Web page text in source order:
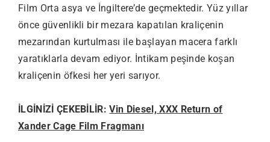
Film Orta asya ve İngiltere’de geçmektedir. Yüz yıllar
önce güvenlikli bir mezara kapatılan kraliçenin
mezarından kurtulması ile başlayan macera farklı
yaratıklarla devam ediyor. İntikam peşinde koşan
kraliçenin öfkesi her yeri sarıyor.
İLGİNİZİ ÇEKEBİLİR:Vin Diesel, XXX Return of
Xander Cage Film Fragmanı